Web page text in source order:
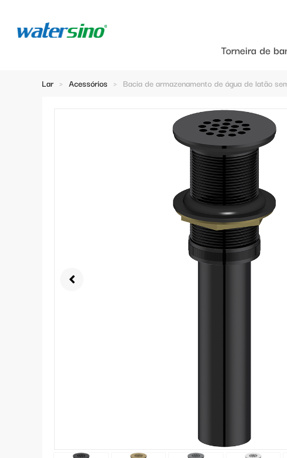
Torneira de
Lar > Acessórios > Bacia de armazenamento de água de latão